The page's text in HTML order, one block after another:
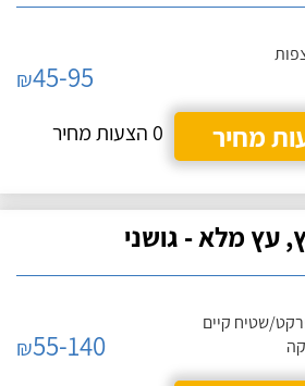
₪45-95
מחיר
0 הצעות מחיר
עץ מלא - גושני
שטיח קיים
₪55-140